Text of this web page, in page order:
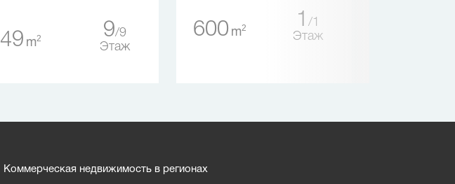
49 m2 9 9
Этаж
600 m2 1
1
Этаж
Коммерческая недвижимость в регионах